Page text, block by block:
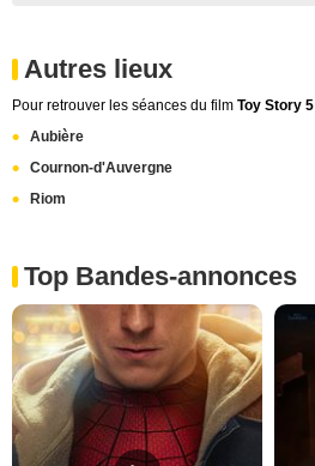
Autres lieux
Pour retrouver les séances du film Toy Story 5
Aubière
Cournon-d'Auvergne
Riom
Top Bandes-annonces